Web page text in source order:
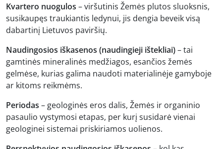
Kvartero nuogulos – viršutinis Žemės plutos sluoksnis,
susikaupęs traukiantis ledynui, jis dengia beveik visą
dabartinį Lietuvos paviršių.
Naudingosios iškasenos (naudingieji ištekliai)– tai
gamtinės mineralinės medžiagos, esančios žemės
gelmėse, kurias galima naudoti materialinėje gamyboje
ar kitoms reikmėms.
Periodas – geologinės eros dalis, Žemės ir organinio
pasaulio vystymosi etapas, per kurį susidarė vienai
geologinei sistemai priskiriamos uolienos.